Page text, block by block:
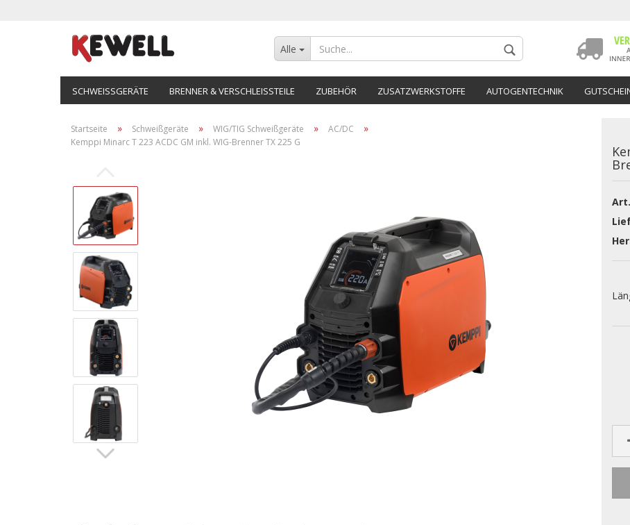
Konto
Alle
SCHWEISSGERÄTE BRENNER & VERSCHLEISSTEILE ZUBEHÖR ZUSATZWERKSTOFFE AUTOGENTECHNIK
Startseite » Schweißgeräte » WIG/TIG Schweißgeräte » AC/DC »
Kemppi Minarc T 223 ACDC GM inkl. WIG-Brenner TX 225 G